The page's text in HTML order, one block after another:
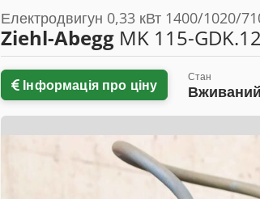
Електродвигун 0,33 кВт 1400/1020/
Ziehl-Abegg MK 115-
Інформація про ціну Стан
Вживаний